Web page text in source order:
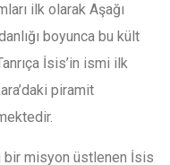
ilk olarak Aşağı
boyunca bu kült
İsis’in ismi ilk
piramit
bir misyon üstlenen İsis